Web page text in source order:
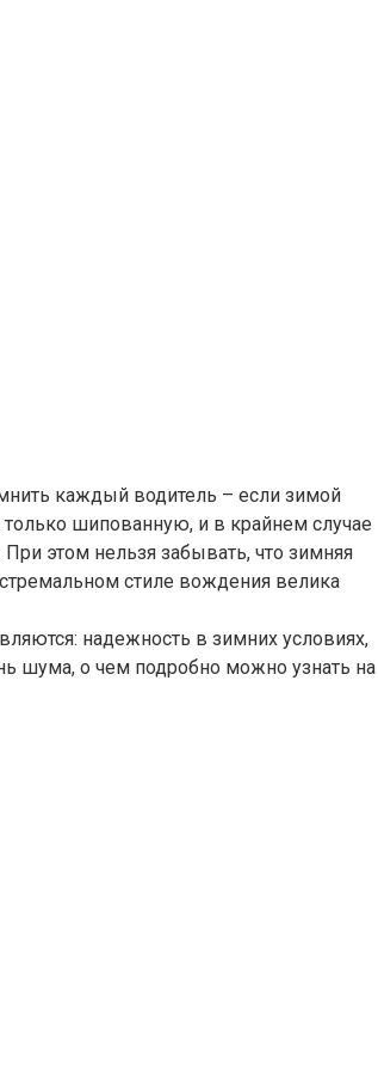
каждый водитель – если зимой
шипованную, и в крайнем случае
этом нельзя забывать, что зимняя
стиле вождения велика
надежность в зимних условиях,
шума, о чем подробно можно узнать на